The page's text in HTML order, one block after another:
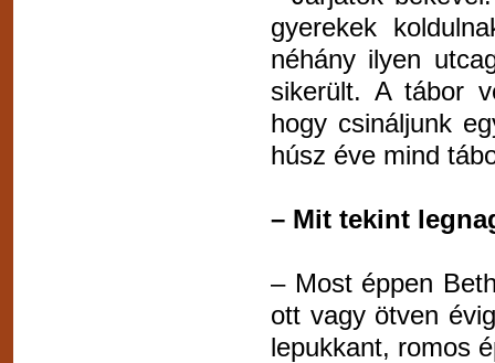
gyerekek
néhány ilyen
sikerült. A tábor
hogy csináljunk
húsz éve mind
– Mit tekint
– Most éppen
ott vagy ötven
lepukkant, romos